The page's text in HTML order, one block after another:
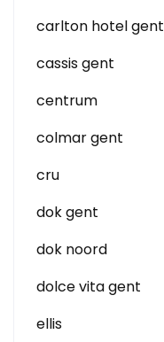
carlton hotel gent
cassis gent
centrum
colmar gent
cru
dok gent
dok noord
dolce vita gent
ellis